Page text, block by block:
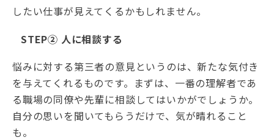
したい仕事が見えてくるかもしれません。
STEP② 人に相談する
悩みに対する第三者の意見というのは、新たな気付き
を与えてくれるものです。まずは、一番の理解者であ
る職場の同僚や先輩に相談してはいかがでしょうか。
自分の思いを聞いてもらうだけで、気が晴れること
も。